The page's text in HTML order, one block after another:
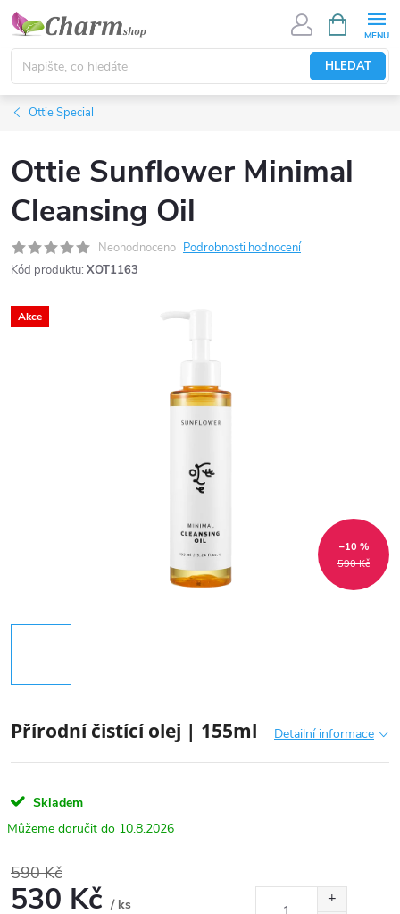
Přejít
obsah
HLEDAT
NÁKUPNÍ
KOŠÍK
Ottie Special
Ottie Sunflower Minimal
Cleansing Oil
Neohodnoceno Podrobnosti hodnocení
Kód produktu: XOT1163
Akce
590 Kč
–10 %
Přírodní čistící olej | 155ml Detailní informace
Skladem
10.8.2026
590 Kč
530 Kč / ks